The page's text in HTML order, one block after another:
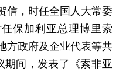
信，时任全国人大常委
保加利亚总理博里索
方政府及企业代表等共
期间，发表了《索非亚